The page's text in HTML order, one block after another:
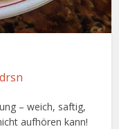
– weich, saftig,
aufhören kann!